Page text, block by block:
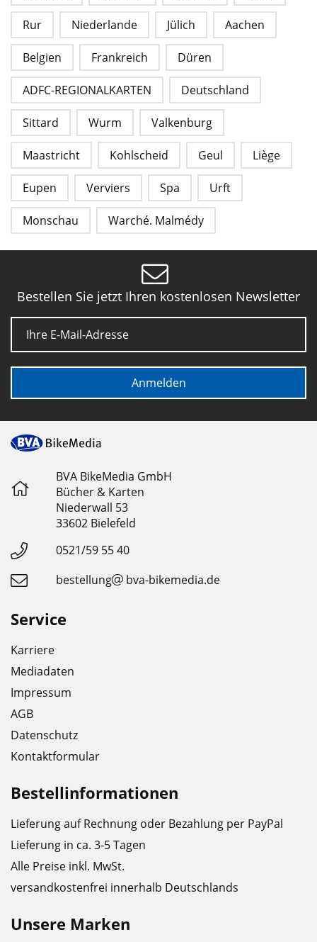
Rur Niederlande Jülich Aachen
Belgien Frankreich Düren
ADFC-REGIONALKARTEN Deutschland
Sittard Wurm Valkenburg
Maastricht Kohlscheid Geul Liège
Eupen Verviers Spa Urft
Monschau Warché. Malmédy
Bestellen Sie jetzt Ihren kostenlosen Newsletter
E-Mail
Anmelden
BVA BikeMedia GmbH
Bücher & Karten
Niederwall 53
33602 Bielefeld
0521/59 55 40
bestellung
bva-bikemedia.de
Service
Karriere
Mediadaten
Impressum
AGB
Datenschutz
Kontaktformular
Bestellinformationen
Lieferung auf Rechnung oder Bezahlung per PayPal
Lieferung in ca. 3-5 Tagen
Alle Preise inkl. MwSt.
versandkostenfrei innerhalb Deutschlands
Unsere Marken